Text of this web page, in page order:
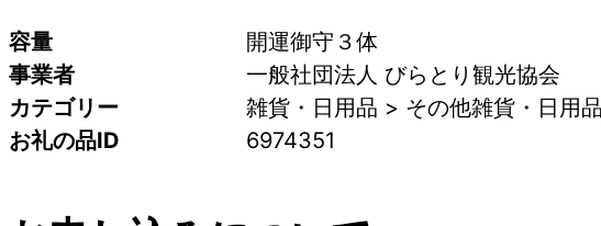
容量
開運御守３体
事業者
一般社団法人 びらとり観光協会
カテゴリー
雑貨・日用品 > その他雑貨・日用品
お礼の品ID
6974351